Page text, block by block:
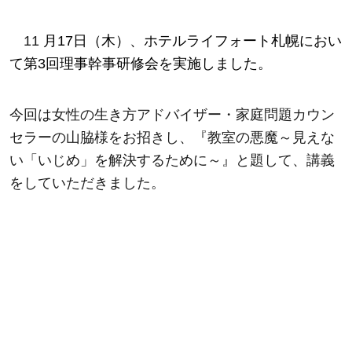
11 月17日（木）、ホテルライフォート札幌におい
て第3回理事幹事研修会を実施しました。
今回は女性の生き方アドバイザー・家庭問題カウン
セラーの山脇様をお招きし、『教室の悪魔～見えな
い「いじめ」を解決するために～』と題して、講義
をしていただきました。